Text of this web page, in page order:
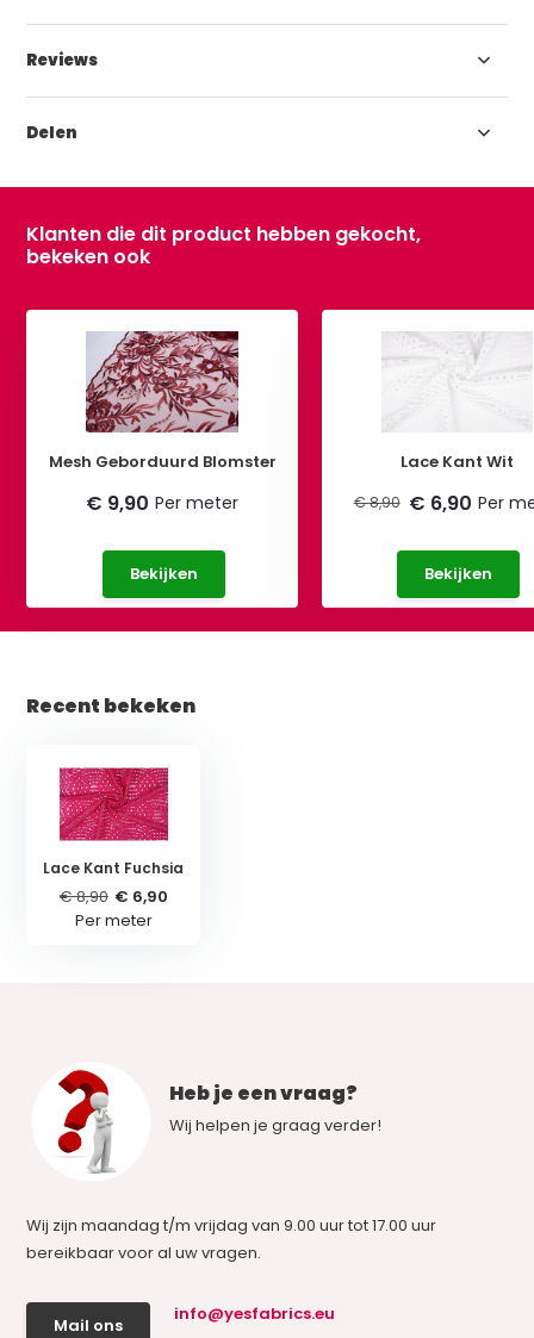
Reviews
Delen
Klanten die dit product hebben gekocht,
bekeken ook
Mesh Geborduurd Blomster
€ 9,90 Per meter
Bekijken
Lace Kant Wit
€ 8,90 € 6,90 Per
Bekijken
Recent bekeken
Lace Kant Fuchsia
€ 8,90 € 6,90
Per meter
Heb je een vraag?
Wij helpen je graag verder!
Wij zijn maandag t/m vrijdag van 9.00 uur tot 17.00 uur
bereikbaar voor al uw vragen.
Mail ons
info@yesfabrics.eu